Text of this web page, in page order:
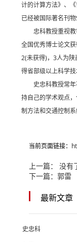
计的计算方法》、
已经被国际著名刊
忠科教授重视教
全国优秀博士论文
2(未获得)，3人为
得省部级以上科学
史忠科教授常年
持自己的学术观点
制方法和交通控制系
当前页面链接：
上一篇： 没有
下一篇： 郭雷
最新文章
史忠科